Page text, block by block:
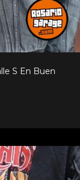
S En Buen